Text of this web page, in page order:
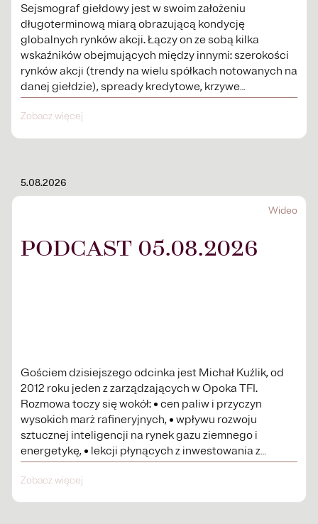
Sejsmograf giełdowy jest w swoim założeniu
długoterminową miarą obrazującą kondycję
globalnych rynków akcji. Łączy on ze sobą kilka
wskaźników obejmujących między innymi: szerokości
rynków akcji (trendy na wielu spółkach notowanych na
danej giełdzie), spready kredytowe, krzywe
procentowe.
Zobacz więcej
5.08.2026
Wideo
PODCAST 05.08.2026
Gościem dzisiejszego odcinka jest Michał Kuźlik, od
2012 roku jeden z zarządzających w Opoka TFI.
Rozmowa toczy się wokół: • cen paliw i przyczyn
wysokich marż rafineryjnych, • wpływu rozwoju
sztucznej inteligencji na rynek gazu ziemnego i
energetykę, • lekcji płynących z inwestowania z
wykorzystaniem dźwigni finansowej, • co różni JSW i
Warrior Met Coal, • kondycji polskiego sektora
Zobacz więcej